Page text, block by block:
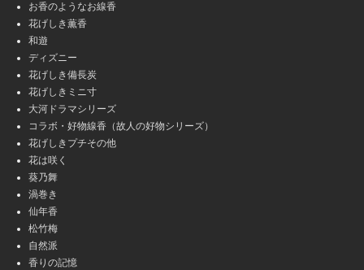
お香のようなお線香
花げしき薫香
和遊
ディズニー
花げしき備長炭
花げしきミニ寸
大河ドラマシリーズ
コラボ・好物線香（故人の好物シリーズ）
花げしきプチその他
花は咲く
葵乃舞
渦巻き
仙年香
松竹梅
自然派
香りの記憶